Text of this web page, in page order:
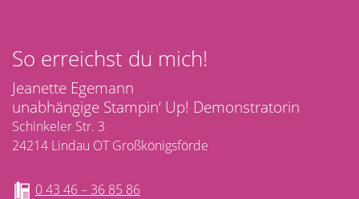
So erreichst du mich!
Jeanette Egemann
unabhängige Stampin‘ Up! Demonstratorin
Schinkeler Str. 3
24214 Lindau OT Großkönigsförde
0 43 46 – 36 85 86